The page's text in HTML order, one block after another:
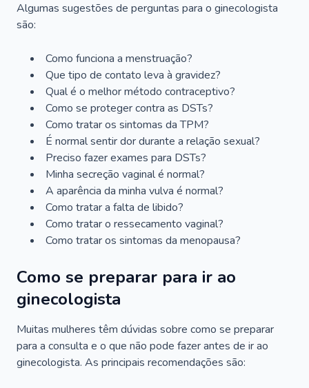
Algumas sugestões de perguntas para o ginecologista
são:
Como funciona a menstruação?
Que tipo de contato leva à gravidez?
Qual é o melhor método contraceptivo?
Como se proteger contra as DSTs?
Como tratar os sintomas da TPM?
É normal sentir dor durante a relação sexual?
Preciso fazer exames para DSTs?
Minha secreção vaginal é normal?
A aparência da minha vulva é normal?
Como tratar a falta de libido?
Como tratar o ressecamento vaginal?
Como tratar os sintomas da menopausa?
Como se preparar para ir ao
ginecologista
Muitas mulheres têm dúvidas sobre como se preparar
para a consulta e o que não pode fazer antes de ir ao
ginecologista. As principais recomendações são: